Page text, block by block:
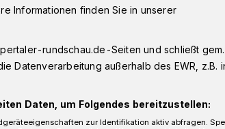
Informationen finden Sie in unserer
rundschau.de-Seiten und schließt gem.
Datenverarbeitung außerhalb des EWR, z.B.
Daten, um Folgendes bereitzustellen:
zur Identifikation aktiv abfragen.